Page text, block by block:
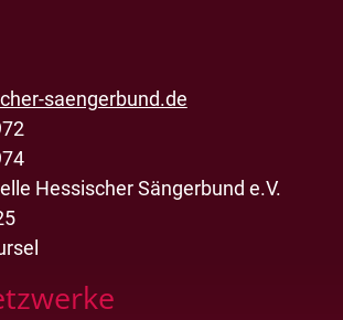
saengerbund.de
Hessischer Sängerbund e.V.